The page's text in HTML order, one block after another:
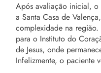
Após avaliação inicial,
a Santa Casa de
complexidade na
para o Instituto do
de Jesus, onde
Infelizmente, o paciente